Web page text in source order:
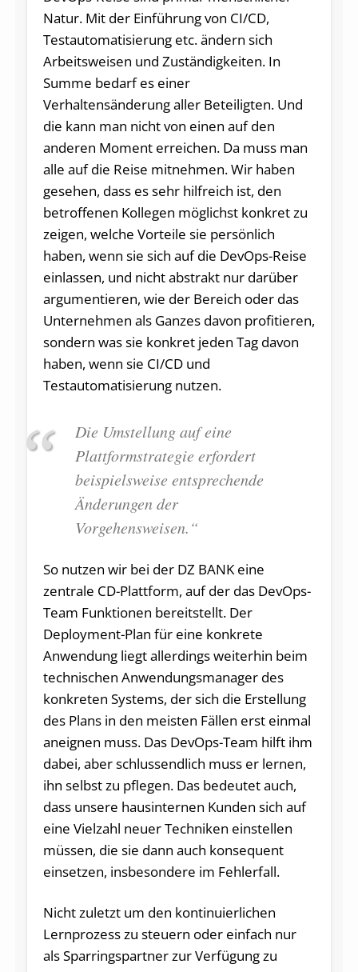
Natur. Mit der Einführung von CI/CD,
Testautomatisierung etc. ändern sich
Arbeitsweisen und Zuständigkeiten. In
Summe bedarf es einer
Verhaltensänderung aller Beteiligten. Und
die kann man nicht von einen auf den
anderen Moment erreichen. Da muss man
alle auf die Reise mitnehmen. Wir haben
gesehen, dass es sehr hilfreich ist, den
betroffenen Kollegen möglichst konkret zu
zeigen, welche Vorteile sie persönlich
haben, wenn sie sich auf die DevOps-Reise
einlassen, und nicht abstrakt nur darüber
argumentieren, wie der Bereich oder das
Unternehmen als Ganzes davon profitieren,
sondern was sie konkret jeden Tag davon
haben, wenn sie CI/CD und
Testautomatisierung nutzen.
Die Umstellung auf eine
Plattformstrategie erfordert
beispielsweise entsprechende
Änderungen der
Vorgehensweisen.“
So nutzen wir bei der DZ BANK eine
zentrale CD-Plattform, auf der das DevOps-
Team Funktionen bereitstellt. Der
Deployment-Plan für eine konkrete
Anwendung liegt allerdings weiterhin beim
technischen Anwendungsmanager des
konkreten Systems, der sich die Erstellung
des Plans in den meisten Fällen erst einmal
aneignen muss. Das DevOps-Team hilft ihm
dabei, aber schlussendlich muss er lernen,
ihn selbst zu pflegen. Das bedeutet auch,
dass unsere hausinternen Kunden sich auf
eine Vielzahl neuer Techniken einstellen
müssen, die sie dann auch konsequent
einsetzen, insbesondere im Fehlerfall.
Nicht zuletzt um den kontinuierlichen
Lernprozess zu steuern oder einfach nur
als Sparringspartner zur Verfügung zu